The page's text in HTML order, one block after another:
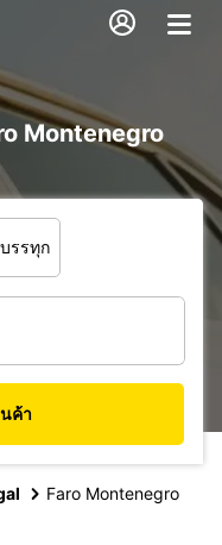
Montenegro
รรทุก
ค้า
Faro Montenegro